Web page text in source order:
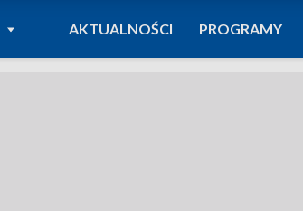
DO
AKTUALNOŚCI PROGRAMY